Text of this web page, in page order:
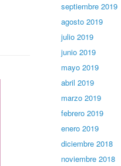
septiembre 2019
agosto 2019
julio 2019
junio 2019
mayo 2019
abril 2019
marzo 2019
febrero 2019
enero 2019
diciembre 2018
noviembre 2018